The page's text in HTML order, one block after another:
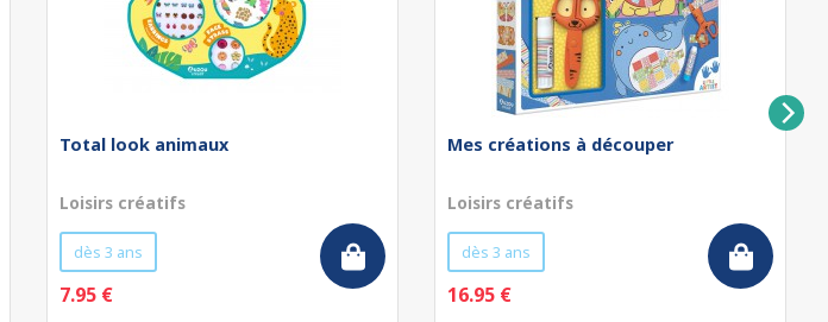
Total look animaux
Loisirs créatifs
dès 3 ans
7.95 €
Mes créations à découper
Loisirs créatifs
dès 3 ans
16.95 €